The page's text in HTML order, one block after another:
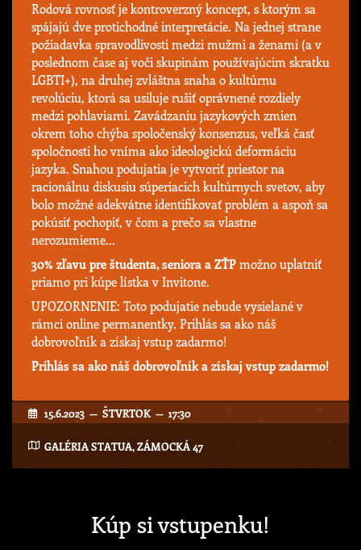
Rodová rovnosť je kontroverzný koncept, s ktorým sa
spájajú dve protichodné interpretácie. Na jednej strane
požiadavka spravodlivosti medzi mužmi a ženami (a v
poslednom čase aj voči skupinám používajúcim skratku
LGBTI+), na druhej zvláštna snaha o kultúrnu
revolúciu, ktorá sa usiluje rušiť oprávnené rozdiely
medzi pohlaviami. Zavádzaniu jazykových zmien
okrem toho chýba spoločenský konsenzus, veľká časť
spoločnosti ho vníma ako ideologickú deformáciu
jazyka. Snahou podujatia je vytvoriť priestor na
racionálnu diskusiu súperiacich kultúrnych svetov, aby
bolo možné adekvátne identifikovať problém a aspoň sa
pokúsiť pochopiť, v čom a prečo sa vlastne
nerozumieme...
30% zľavu pre študenta, seniora a ZŤP možno uplatniť
priamo pri kúpe lístka v Invitone.
UPOZORNENIE: Toto podujatie nebude vysielané v
rámci online permanentky. Prihlás sa ako náš
dobrovoľník a získaj vstup zadarmo!
Prihlás sa ako náš dobrovoľník a získaj vstup zadarmo!
15.6.2023 — ŠTVRTOK — 17:30
GALÉRIA STATUA, ZÁMOCKÁ 47
Kúp si vstupenku!